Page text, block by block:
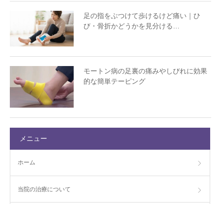
足の指をぶつけて歩けるけど痛い｜ひ
び・骨折かどうかを見分ける…
モートン病の足裏の痛みやしびれに効果
的な簡単テーピング
メニュー
ホーム
当院の治療について